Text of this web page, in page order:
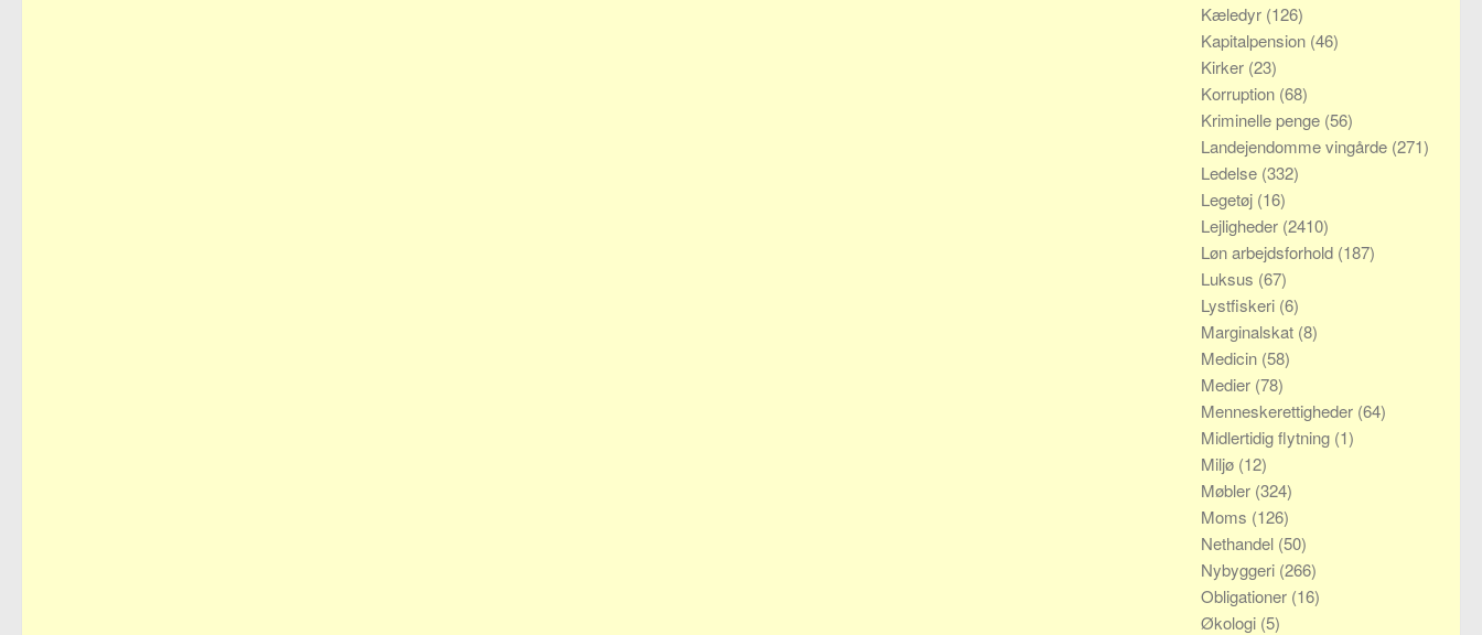
Kæledyr (126)
Kapitalpension (46)
Kirker (23)
Korruption (68)
Kriminelle penge (56)
Landejendomme vingårde (271)
Ledelse (332)
Legetøj (16)
Lejligheder (2410)
Løn arbejdsforhold (187)
Luksus (67)
Lystfiskeri (6)
Marginalskat (8)
Medicin (58)
Medier (78)
Menneskerettigheder (64)
Midlertidig flytning (1)
Miljø (12)
Møbler (324)
Moms (126)
Nethandel (50)
Nybyggeri (266)
Obligationer (16)
Økologi (5)